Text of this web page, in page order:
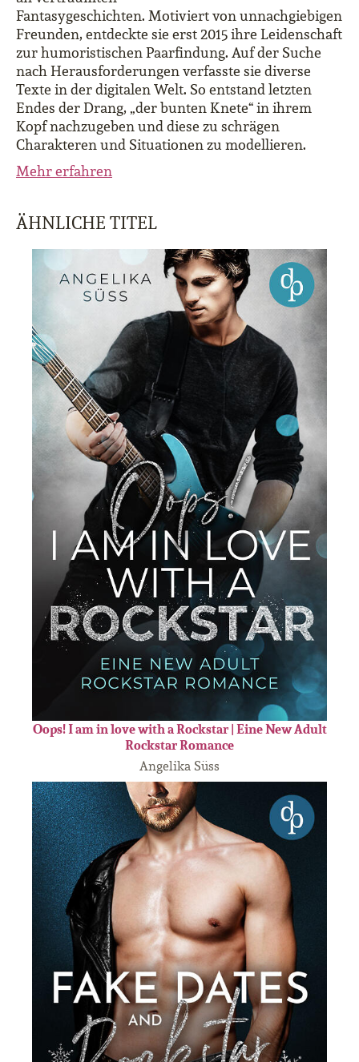
Fantasygeschichten. Motiviert von unnachgiebigen
Freunden, entdeckte sie erst 2015 ihre Leidenschaft
zur humoristischen Paarfindung. Auf der Suche
nach Herausforderungen verfasste sie diverse
Texte in der digitalen Welt. So entstand letzten
Endes der Drang, „der bunten Knete“ in ihrem
Kopf nachzugeben und diese zu schrägen
Charakteren und Situationen zu modellieren.
Mehr erfahren
ÄHNLICHE TITEL
Oops! I am in love with a Rockstar | Eine New Adult
Rockstar Romance
Angelika Süss